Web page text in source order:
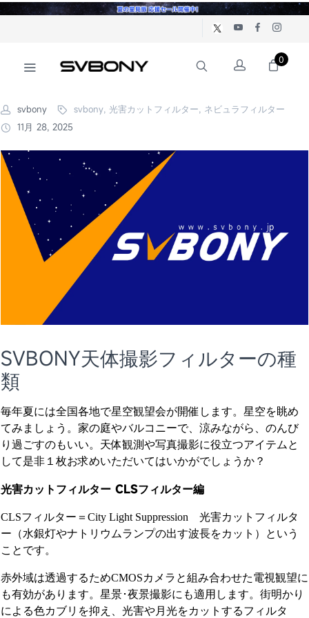
0
svbony
svbony, 光害カットフィルター, ネビュラフィルター
11月 28, 2025
SVBONY天体撮影フィルターの種
類
毎年夏には全国各地で星空観望会が開催します。星空を眺め
てみましょう。家の庭やバルコニーで、涼みながら、のんび
り過ごすのもいい。天体観測や写真撮影に役立つアイテムと
して是非１枚お求めいただいてはいかがでしょうか？
光害カットフィルター CLSフィルター編
CLSフィルター＝City Light Suppression 光害カットフィルタ
ー（水銀灯やナトリウムランプの出す波長をカット）という
ことです。
赤外域は透過するためCMOSカメラと組み合わせた電視観望に
も有効があります。星景･夜景撮影にも適用します。街明かり
による色カブリを抑え、光害や月光をカットするフィルタ